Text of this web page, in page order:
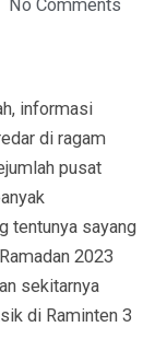
No Comments
informasi
di ragam
pusat
tentunya sayang
2023
sekitarnya
di Raminten 3